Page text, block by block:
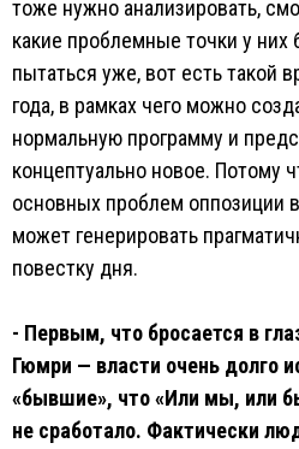
тоже нужно анализировать,
какие проблемные точки у них
пытаться уже, вот есть такой
года, в рамках чего можно
нормальную программу и
концептуально новое. Потому
основных проблем оппозиции
может генерировать
повестку дня.
- Первым, что бросается в
Гюмри — власти очень долго
«бывшие», что «Или мы, или
не сработало. Фактически